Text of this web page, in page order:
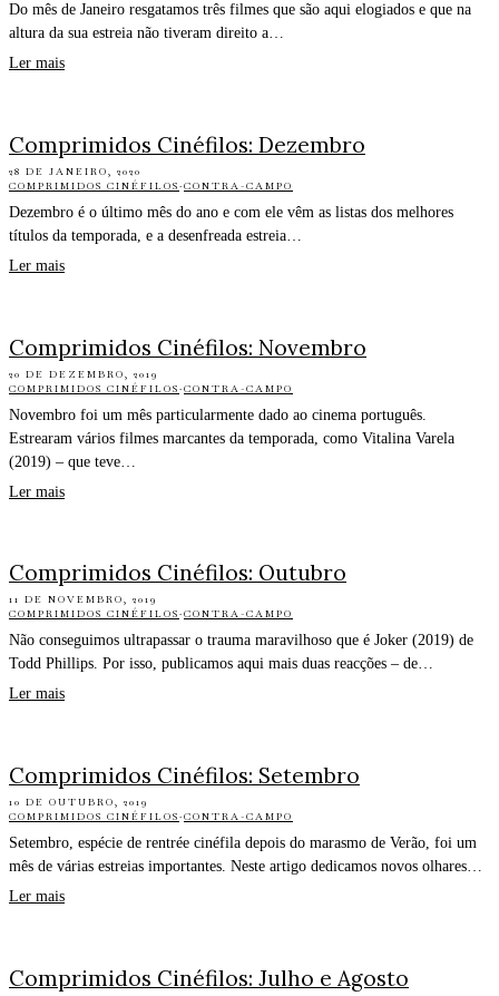
Do mês de Janeiro resgatamos três filmes que são aqui elogiados e que na
altura da sua estreia não tiveram direito a…
Ler mais
Comprimidos Cinéfilos: Dezembro
28 DE JANEIRO, 2020
COMPRIMIDOS CINÉFILOS·CONTRA-CAMPO
Dezembro é o último mês do ano e com ele vêm as listas dos melhores
títulos da temporada, e a desenfreada estreia…
Ler mais
Comprimidos Cinéfilos: Novembro
20 DE DEZEMBRO, 2019
COMPRIMIDOS CINÉFILOS·CONTRA-CAMPO
Novembro foi um mês particularmente dado ao cinema português.
Estrearam vários filmes marcantes da temporada, como Vitalina Varela
(2019) – que teve…
Ler mais
Comprimidos Cinéfilos: Outubro
11 DE NOVEMBRO, 2019
COMPRIMIDOS CINÉFILOS·CONTRA-CAMPO
Não conseguimos ultrapassar o trauma maravilhoso que é Joker (2019) de
Todd Phillips. Por isso, publicamos aqui mais duas reacções – de…
Ler mais
Comprimidos Cinéfilos: Setembro
10 DE OUTUBRO, 2019
COMPRIMIDOS CINÉFILOS·CONTRA-CAMPO
Setembro, espécie de rentrée cinéfila depois do marasmo de Verão, foi um
mês de várias estreias importantes. Neste artigo dedicamos novos olhares…
Ler mais
Comprimidos Cinéfilos: Julho e Agosto